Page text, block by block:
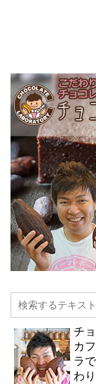
チ
カ
ラ
わ